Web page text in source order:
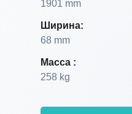
1901 mm
Ширина:
68 mm
Масса :
258 kg